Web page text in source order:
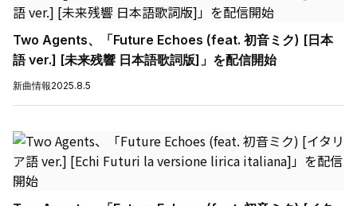
Two Agents、「Future Echoes (feat. 初音ミク) [日本
語 ver.] [未来残響 日本語歌詞版]」を配信開始
新曲情報2025.8.5